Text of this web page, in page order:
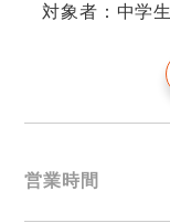
対象者：中学
営業時間